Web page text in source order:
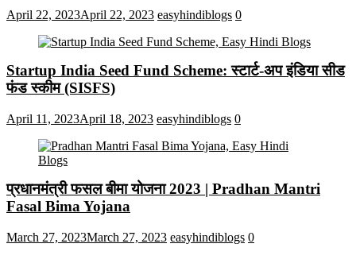
April 22, 2023April 22, 2023 easyhindiblogs 0
Startup India Seed Fund Scheme: स्टार्ट-अप इंडिया सीड
फंड स्कीम (SISFS)
April 11, 2023April 18, 2023 easyhindiblogs 0
प्रधानमंत्री फसल बीमा योजना 2023 | Pradhan Mantri
Fasal Bima Yojana
March 27, 2023March 27, 2023 easyhindiblogs 0